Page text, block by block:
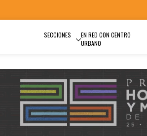
SECCIONES
EN RED CON CENTRO
URBANO